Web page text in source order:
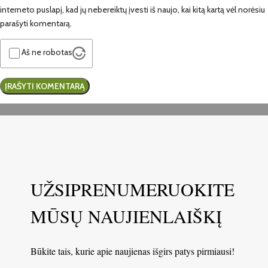
interneto puslapį, kad jų nebereiktų įvesti iš naujo, kai kitą kartą vėl norėsiu
parašyti komentarą.
Aš ne robotas
UŽSIPRENUMERUOKITE
MŪSŲ NAUJIENLAIŠKĮ
Būkite tais, kurie apie naujienas išgirs patys pirmiausi!